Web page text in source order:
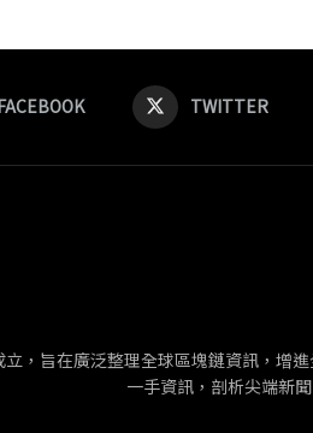
TWITTER
立，旨在廣泛整理全球區塊鏈資訊，
一手資訊，剖析尖端新